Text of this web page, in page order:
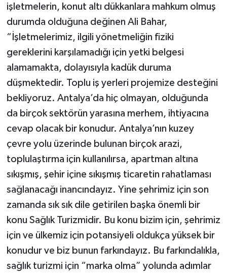
işletmelerin, konut altı dükkanlara mahkum olmuş
durumda olduğuna değinen Ali Bahar,
“İşletmelerimiz, ilgili yönetmeliğin fiziki
gereklerini karşılamadığı için yetki belgesi
alamamakta, dolayısıyla kadük duruma
düşmektedir. Toplu iş yerleri projemize desteğini
bekliyoruz. Antalya’da hiç olmayan, olduğunda
da birçok sektörün yarasına merhem, ihtiyacına
cevap olacak bir konudur. Antalya’nın kuzey
çevre yolu üzerinde bulunan birçok arazi,
toplulaştırma için kullanılırsa, apartman altına
sıkışmış, şehir içine sıkışmış ticaretin rahatlaması
sağlanacağı inancındayız. Yine şehrimiz için son
zamanda sık sık dile getirilen başka önemli bir
konu Sağlık Turizmidir. Bu konu bizim için, şehrimiz
için ve ülkemiz için potansiyeli oldukça yüksek bir
konudur ve biz bunun farkındayız. Bu farkındalıkla,
sağlık turizmi için “marka olma” yolunda adımlar